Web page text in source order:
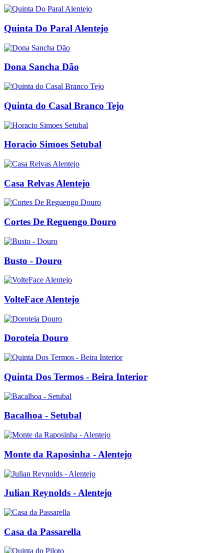
Quinta Do Paral Alentejo
Dona Sancha Dão
Quinta do Casal Branco Tejo
Horacio Simoes Setubal
Casa Relvas Alentejo
Cortes De Reguengo Douro
Busto - Douro
VolteFace Alentejo
Doroteia Douro
Quinta Dos Termos - Beira Interior
Bacalhoa - Setubal
Monte da Raposinha - Alentejo
Julian Reynolds - Alentejo
Casa da Passarella